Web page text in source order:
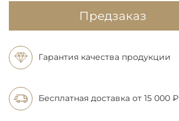
Предзаказ
Гарантия качества продукции
Бесплатная доставка от 15 000 ₽